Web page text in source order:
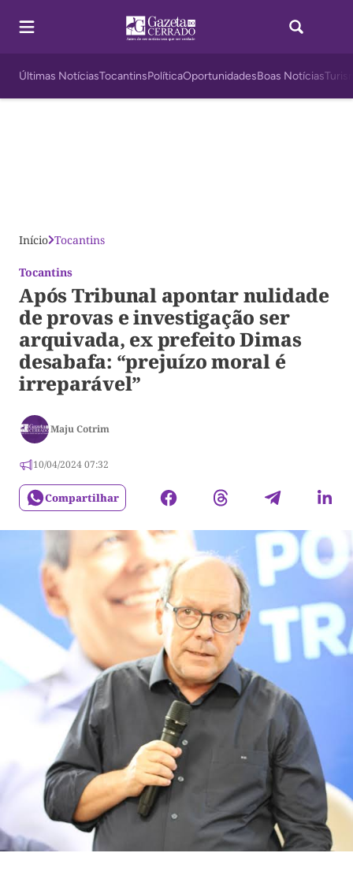
Últimas NotíciasTocantinsPolíticaOportunidadesBoas Notícias
Início Tocantins
Tocantins
Após Tribunal apontar nulidade
de provas e investigação ser
arquivada, ex prefeito Dimas
desabafa: “prejuízo moral é
irreparável”
Maju Cotrim
10/04/2024 07:32
Compartilhar